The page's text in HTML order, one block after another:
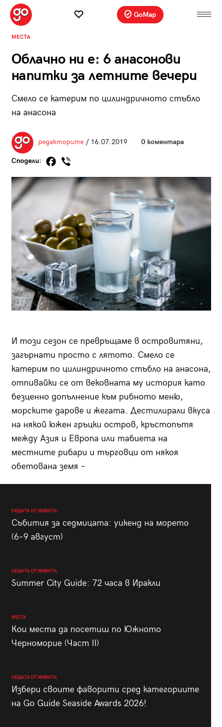
GoMap
МЕСТА
Облачно ни е: 6 анасонови
напитки за летните вечери
Смело се катерим по цилиндричното стъбло
на анасона
редакторите/ 16.07.2019 0 коментара
Сподели:
И този сезон се превръщаме в островитяни,
загърнати просто с лятото. Смело се
катерим по цилиндричното стъбло на анасона,
отпивайки се от вековната му история като
безценно допълнение към рибното меню,
морските дарове и жегата. Дестилирали вкуса
на някой южен гръцки остров, кръстопътя
между Азия и Европа или табиета на
местните рибари и търговци от някоя
обетована земя –
НЕЩАТА ОТ ЖИВОТА
Събития за седмицата: уикенд на морето
(6–9 август)
НЕЩАТА ОТ ЖИВОТА
Summer City Guide: 72 часа в Иракли
МЕСТА
Кои места да посетиш по Южното
Черноморие (Част II)
НЕЩАТА ОТ ЖИВОТА
Избери своите фаворити сред категориите
на Go Guide Seaside Awards 2026!